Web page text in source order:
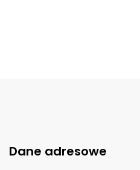
Dane adresowe